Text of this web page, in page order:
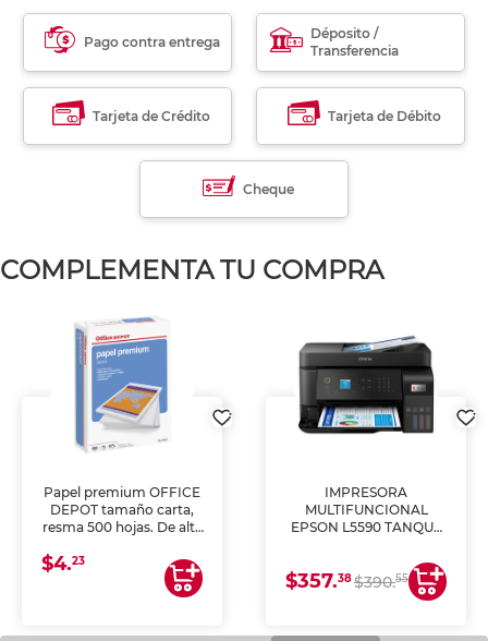
Pago contra entrega
Déposito /
Transferencia
Tarjeta de Crédito Tarjeta de Débito
Cheque
COMPLEMENTA TU COMPRA
Papel premium OFFICE
DEPOT tamaño carta,
resma 500 hojas. De alta
uniforme, ideal para
impresoras de inyección
de tinta y láser,
general de oficina.
$4.23
IMPRESORA
MULTIFUNCIONAL
EPSON L5590 TANQUE
COPIA Y ESCANEA)
$357.38$390.55